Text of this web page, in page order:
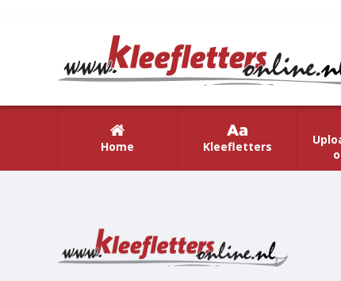
Home Kleefletters